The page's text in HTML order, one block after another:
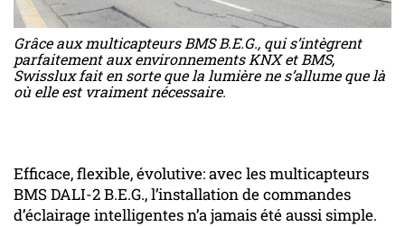
Grâce aux multicapteurs BMS B.E.G., qui s’intègrent
parfaitement aux environnements KNX et BMS,
Swisslux fait en sorte que la lumière ne s’allume que là
où elle est vraiment nécessaire.
Efficace, flexible, évolutive: avec les multicapteurs
BMS DALI-2 B.E.G., l’installation de commandes
d’éclairage intelligentes n’a jamais été aussi simple.